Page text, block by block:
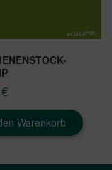
€
Warenkorb